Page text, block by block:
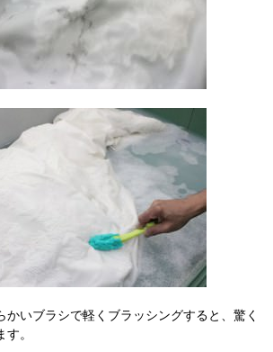
かいブラシで軽くブラッシングすると、驚く
。